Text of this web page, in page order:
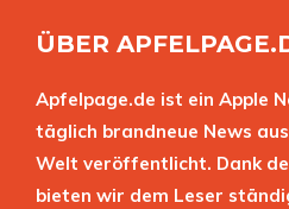
ÜBER
Apfelpage.de ist ein Apple
täglich brandneue News
Welt veröffentlicht. Dank
bieten wir dem Leser